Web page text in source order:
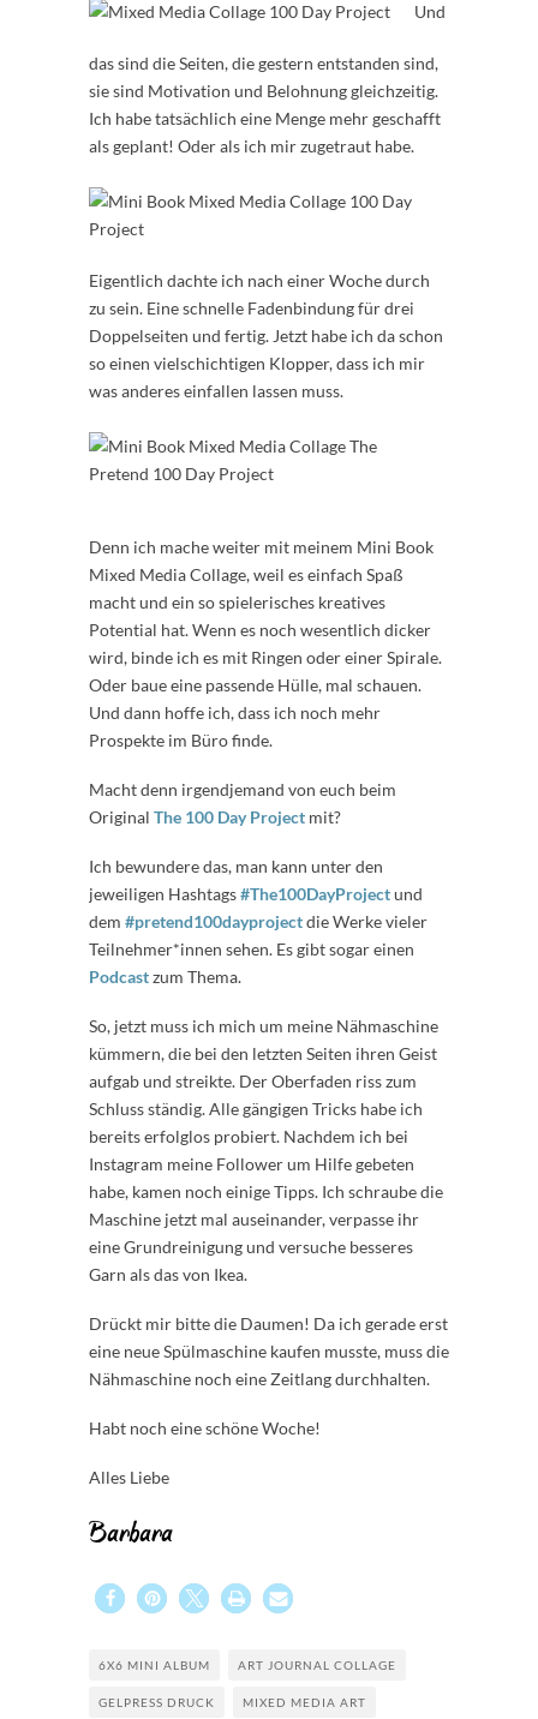
Und
das sind die Seiten, die gestern entstanden sind,
sie sind Motivation und Belohnung gleichzeitig.
Ich habe tatsächlich eine Menge mehr geschafft
als geplant! Oder als ich mir zugetraut habe.
Eigentlich dachte ich nach einer Woche durch
zu sein. Eine schnelle Fadenbindung für drei
Doppelseiten und fertig. Jetzt habe ich da schon
so einen vielschichtigen Klopper, dass ich mir
was anderes einfallen lassen muss.
Denn ich mache weiter mit meinem Mini Book
Mixed Media Collage, weil es einfach Spaß
macht und ein so spielerisches kreatives
Potential hat. Wenn es noch wesentlich dicker
wird, binde ich es mit Ringen oder einer Spirale.
Oder baue eine passende Hülle, mal schauen.
Und dann hoffe ich, dass ich noch mehr
Prospekte im Büro finde.
Macht denn irgendjemand von euch beim
Original The 100 Day Project mit?
Ich bewundere das, man kann unter den
jeweiligen Hashtags#The100DayProjectund
dem #pretend100dayprojectdie Werke vieler
Teilnehmer*innen sehen. Es gibt sogar einen
Podcastzum Thema.
So, jetzt muss ich mich um meine Nähmaschine
kümmern, die bei den letzten Seiten ihren Geist
aufgab und streikte. Der Oberfaden riss zum
Schluss ständig. Alle gängigen Tricks habe ich
bereits erfolglos probiert. Nachdem ich bei
Instagram meine Follower um Hilfe gebeten
habe, kamen noch einige Tipps. Ich schraube die
Maschine jetzt mal auseinander, verpasse ihr
eine Grundreinigung und versuche besseres
Garn als das von Ikea.
Drückt mir bitte die Daumen! Da ich gerade erst
eine neue Spülmaschine kaufen musste, muss die
Nähmaschine noch eine Zeitlang durchhalten.
Habt noch eine schöne Woche!
Alles Liebe
Barbara
6X6 MINI ALBUM ART JOURNAL COLLAGE
GELPRESS DRUCK MIXED MEDIA ART